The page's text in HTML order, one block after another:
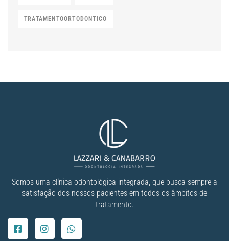
TRATAMENTOORTODONTICO
Somos uma clínica odontológica integrada, que busca sempre a
satisfação dos nossos pacientes em todos os âmbitos de
tratamento.